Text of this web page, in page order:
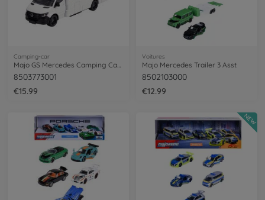
Camping-car
8503773001
€15.99
Voitures
Majo Mercedes Trailer 3 Asst
8502103000
€12.99
NEW